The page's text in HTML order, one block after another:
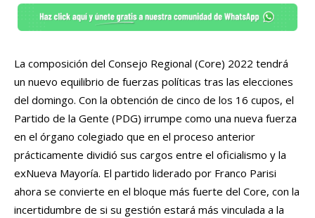
La composición del Consejo Regional (Core) 2022 tendrá
un nuevo equilibrio de fuerzas políticas tras las elecciones
del domingo. Con la obtención de cinco de los 16 cupos, el
Partido de la Gente (PDG) irrumpe como una nueva fuerza
en el órgano colegiado que en el proceso anterior
prácticamente dividió sus cargos entre el oficialismo y la
exNueva Mayoría. El partido liderado por Franco Parisi
ahora se convierte en el bloque más fuerte del Core, con la
incertidumbre de si su gestión estará más vinculada a la